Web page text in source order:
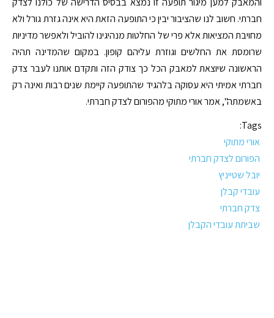
חברתי. חשוב לנו שהציבור יבין כי התופעה הזאת היא אינה גזרת גורל ולא
מחויבת המציאות אלא פרי של החלטות מנהיגינו להוביל ולאפשר מדיניות
שרומסת את החלשים וגוזרת עליהם קופון. במקום שהמדינה תהיה
הראשונה שיוצאת למאבק הכל כך צודק הזה ותקדם אותנו לעבר צדק
חברתי אמיתי היא עסוקה בלהגיד שהתופעה קיימת שנים רבות ואינה רק
באשמתה", אמר אורי מתוקי מהפורום לצדק חברתי.
Tags:
אורי מתוקי
הפורום לצדק חברתי
יובל שטייניץ
עובדי קבלן
צדק חברתי
שביתת עובדי הקבלן